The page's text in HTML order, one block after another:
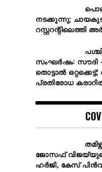
നടക്കുന്നു;
റസ്റ്ററന്റിലെത്തി
സംഘർഷം: സൗദി -
തൊട്ടാല്‍
പ്രതിരോധ കരാറിൽ
ജോസഫ്
ഹർജി, കേസ്